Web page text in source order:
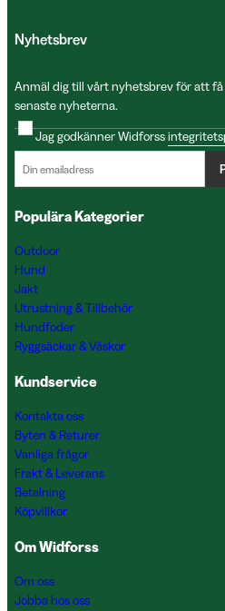
Nyhetsbrev
Anmäl dig till vårt nyhetsbrev för att
senaste nyheterna.
Jag godkänner Widforss
Populära Kategorier
Outdoor
Hund
Jakt
Utrustning & Tillbehör
Hundfoder
Ryggsäckar & Väskor
Kundservice
Kontakta oss
Byten & Returer
Vanliga frågor
Frakt & Leverans
Betalning
Köpvillkor
Om Widforss
Om oss
Jobba hos oss